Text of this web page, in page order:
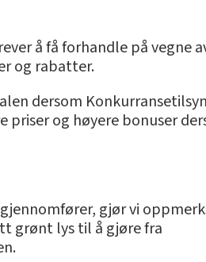
å få forhandle på vegne
og rabatter.
dersom
og høyere bonuser
gjør vi
grønt lys til å gjøre fra